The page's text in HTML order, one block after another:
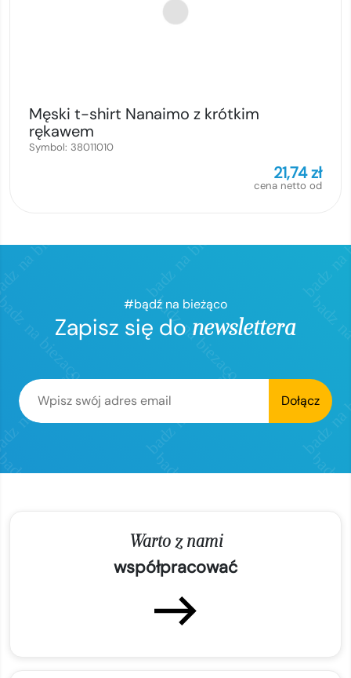
Męski t-shirt Nanaimo z krótkim
rękawem
Symbol: 38011010
21,74zł
cena netto od
#bądź na bieżąco
Zapisz się do newslettera
Dołącz
Warto z nami
współpracować